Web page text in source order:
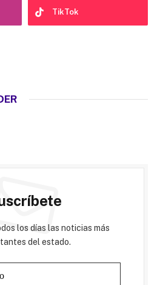
TikTok
los días las noticias más
del estado.